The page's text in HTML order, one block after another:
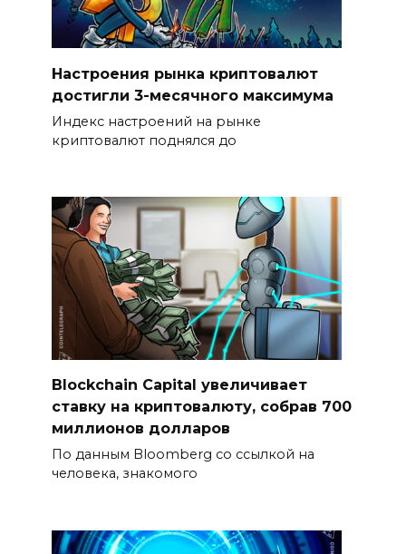
Настроения рынка криптовалют
достигли 3-месячного максимума
Индекс настроений на рынке
криптовалют поднялся до
Blockchain Capital увеличивает
ставку на криптовалюту, собрав 700
миллионов долларов
По данным Bloomberg со ссылкой на
человека, знакомого